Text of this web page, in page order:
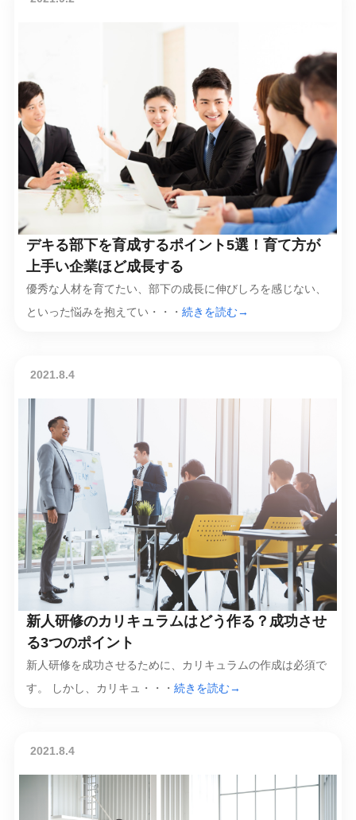
デキる部下を育成するポイント5選！育て方が
上手い企業ほど成長する
優秀な人材を育てたい、部下の成長に伸びしろを感じない、
といった悩みを抱えてい・・・ 続きを読む→
2021.8.4
新人研修のカリキュラムはどう作る？成功させ
る3つのポイント
新人研修を成功させるために、カリキュラムの作成は必須で
す。 しかし、カリキュ・・・ 続きを読む→
2021.8.4